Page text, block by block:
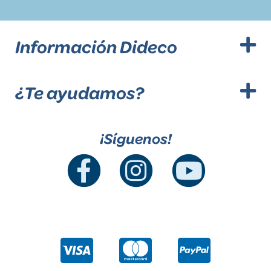
Información Dideco
¿Te ayudamos?
¡Síguenos!